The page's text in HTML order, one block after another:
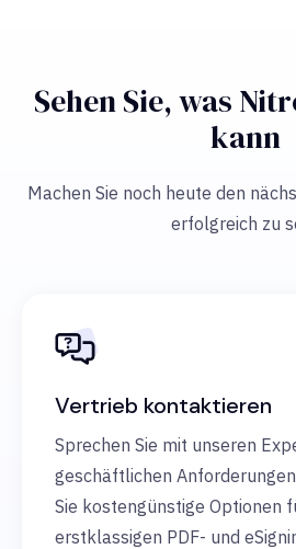
Sehen Sie, was
kann
Machen Sie noch heute den
erfolgreich zu
Vertrieb kontaktieren
Sprechen Sie mit unseren
geschäftlichen
Sie kostengünstige Optionen
erstklassigen PDF- und